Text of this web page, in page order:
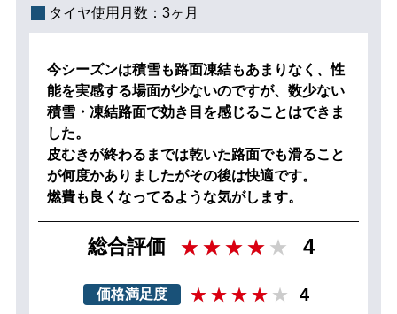
タイヤ使用月数： 3ヶ月
今シーズンは積雪も路面凍結もあまりなく、性
能を実感する場面が少ないのですが、数少ない
積雪・凍結路面で効き目を感じることはできま
した。
皮むきが終わるまでは乾いた路面でも滑ること
が何度かありましたがその後は快適です。
燃費も良くなってるような気がします。
総合評価 4
価格満足度 4